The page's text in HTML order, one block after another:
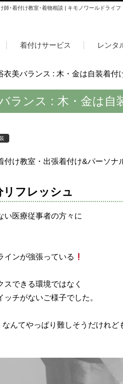
師･着付け教室･着物相談 | キモノワールドライフ
着付けサービス レンタ
衣美バランス : 木・金は自装着
ランス : 木・金は
け教室・出張着付け&パーソナ
フレッシュ
い医療従事者の方々に
インが強張っている
できる環境ではなく
チがないご様子でした。
んてやっぱり難しそうだけれ